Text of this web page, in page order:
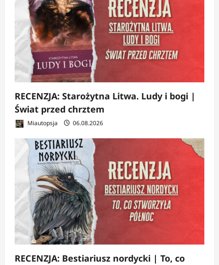
RECENZJA: Starożytna Litwa. Ludy i bogi |
Świat przed chrztem
Miautopsja 06.08.2026
RECENZJA: Bestiariusz nordycki | To, co